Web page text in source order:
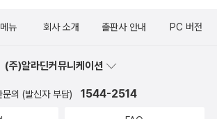
뉴 회사 소개 출판사 안내 PC 버전
(주)알라딘커뮤니케이션
문의 (발신자 부담) 1544-2514